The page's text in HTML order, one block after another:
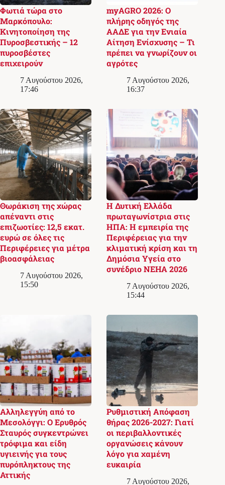
Φωτιά τώρα στο
Μαρκόπουλο:
Κινητοποίηση της
Πυροσβεστικής – 12
πυροσβέστες
επιχειρούν
7 Αυγούστου 2026,
17:46
myAGRO 2026: Ο
πλήρης οδηγός της
ΑΑΔΕ για την Ενιαία
Αίτηση Ενίσχυσης – Τι
πρέπει να γνωρίζουν οι
αγρότες
7 Αυγούστου 2026,
16:37
Θωράκιση της χώρας
απέναντι στις
επιζωοτίες: 12,5 εκατ.
ευρώ σε όλες τις
Περιφέρειες για μέτρα
βιοασφάλειας
7 Αυγούστου 2026,
15:50
Η Δυτική Ελλάδα
πρωταγωνίστρια στις
ΗΠΑ: Η εμπειρία της
Περιφέρειας για την
κλιματική κρίση και τη
Δημόσια Υγεία στο
συνέδριο NEHA 2026
7 Αυγούστου 2026,
15:44
Αλληλεγγύη από το
Μεσολόγγι: Ο Ερυθρός
Σταυρός συγκεντρώνει
τρόφιμα και είδη
υγιεινής για τους
πυρόπληκτους της
Αττικής
Ρυθμιστική Απόφαση
θήρας 2026-2027: Γιατί
οι περιβαλλοντικές
οργανώσεις κάνουν
λόγο για χαμένη
ευκαιρία
7 Αυγούστου 2026,